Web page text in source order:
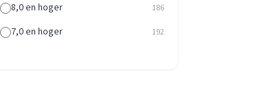
8,0 en hoger 186
7,0 en hoger 192